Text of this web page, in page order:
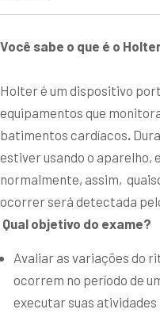
Você sabe o que é o
Holter é um dispositivo
equipamentos que
batimentos cardíacos.
estiver usando o aparelho,
normalmente, assim,
ocorrer será detectada
Qual objetivo do exame?
Avaliar as variações do
ocorrem no período de
executar suas